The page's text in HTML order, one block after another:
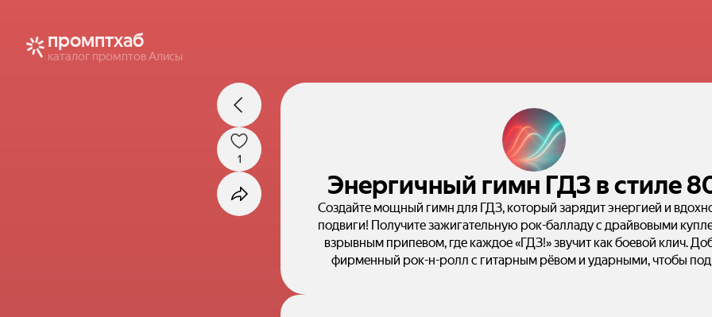
промптхаб
каталог промптов Алисы
Энергичный гимн ГДЗ в стиле
Создайте мощный гимн для ГДЗ, который зарядит энергией и
подвиги! Получите зажигательную рок-балладу с драйвовыми
взрывным припевом, где каждое «ГДЗ!» звучит как боевой клич.
фирменный рок-н-ролл с гитарным рёвом и ударными, чтобы
1